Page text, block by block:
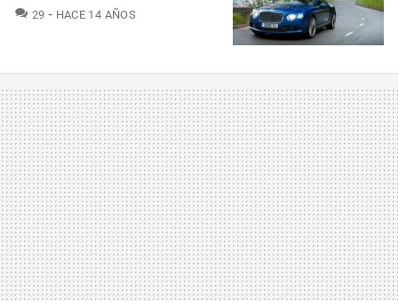
29 COMENTARIOS
HACE 14 AÑOS